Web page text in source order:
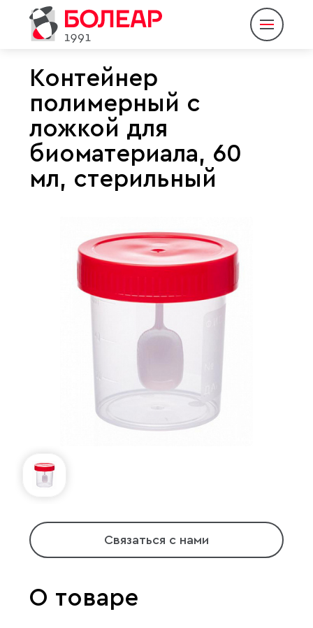
О компании
Продукция
Партнеры
Rus
Контейнер
полимерный с
ложкой для
биоматериала, 60
мл, стерильный
Связаться с нами
О товаре